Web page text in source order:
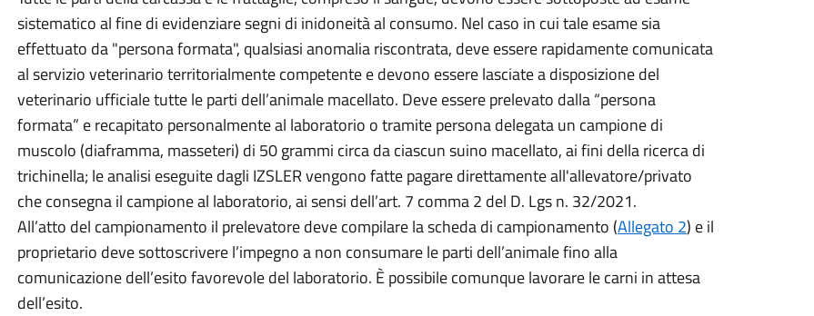
sistematico al fine di evidenziare segni di inidoneità al consumo. Nel caso in cui tale esame sia
effettuato da "persona formata", qualsiasi anomalia riscontrata, deve essere rapidamente comunicata
al servizio veterinario territorialmente competente e devono essere lasciate a disposizione del
veterinario ufficiale tutte le parti dell’animale macellato. Deve essere prelevato dalla “persona
formata” e recapitato personalmente al laboratorio o tramite persona delegata un campione di
muscolo (diaframma, masseteri) di 50 grammi circa da ciascun suino macellato, ai fini della ricerca di
trichinella; le analisi eseguite dagli IZSLER vengono fatte pagare direttamente all'allevatore/privato
che consegna il campione al laboratorio, ai sensi dell’art. 7 comma 2 del D. Lgs n. 32/2021.
All’atto del campionamento il prelevatore deve compilare la scheda di campionamento (Allegato 2) e il
proprietario deve sottoscrivere l’impegno a non consumare le parti dell’animale fino alla
comunicazione dell’esito favorevole del laboratorio. È possibile comunque lavorare le carni in attesa
dell’esito.